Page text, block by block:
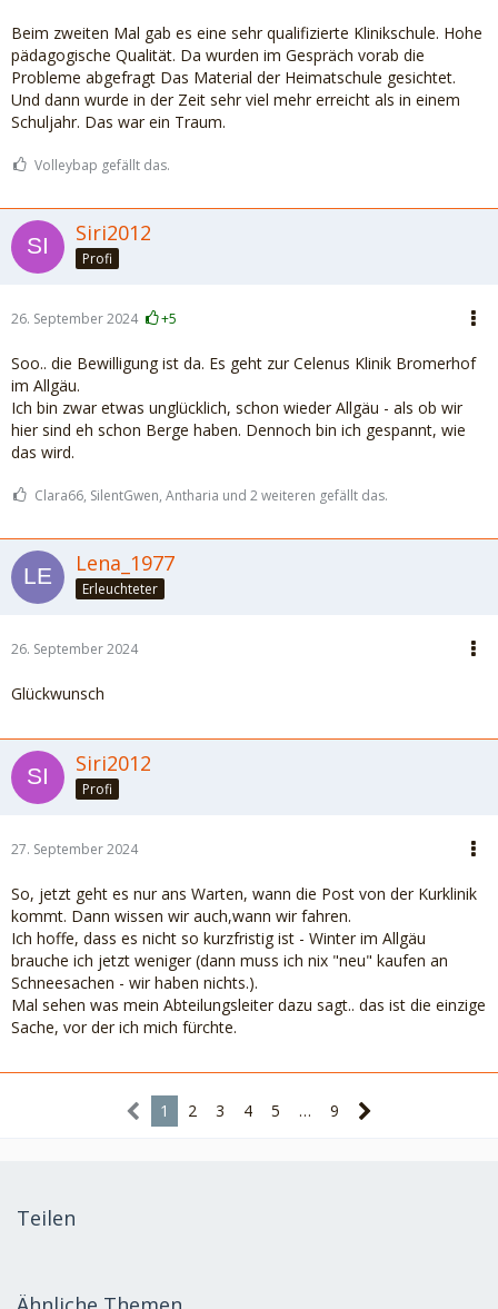
Beim zweiten Mal gab es eine sehr qualifizierte Klinikschule. Hohe
pädagogische Qualität. Da wurden im Gespräch vorab die
Probleme abgefragt Das Material der Heimatschule gesichtet.
Und dann wurde in der Zeit sehr viel mehr erreicht als in einem
Schuljahr. Das war ein Traum.
Volleybap gefällt das.
Siri2012
Profi
26. September 2024 +5
Soo.. die Bewilligung ist da. Es geht zur Celenus Klinik Bromerhof
im Allgäu.
Ich bin zwar etwas unglücklich, schon wieder Allgäu - als ob wir
hier sind eh schon Berge haben. Dennoch bin ich gespannt, wie
das wird.
Clara66, SilentGwen, Antharia und 2 weiteren gefällt das.
Lena_1977
Erleuchteter
26. September 2024
Glückwunsch
Siri2012
Profi
27. September 2024
So, jetzt geht es nur ans Warten, wann die Post von der Kurklinik
kommt. Dann wissen wir auch,wann wir fahren.
Ich hoffe, dass es nicht so kurzfristig ist - Winter im Allgäu
brauche ich jetzt weniger (dann muss ich nix "neu" kaufen an
Schneesachen - wir haben nichts.).
Mal sehen was mein Abteilungsleiter dazu sagt.. das ist die einzige
Sache, vor der ich mich fürchte.
1 2 3 4 5 … 9
Teilen